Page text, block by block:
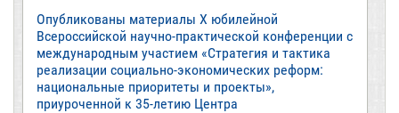
Опубликованы материалы X юбилейной
Всероссийской научно-практической конференции с
международным участием «Стратегия и тактика
реализации социально-экономических реформ:
национальные приоритеты и проекты»,
приуроченной к 35-летию Центра